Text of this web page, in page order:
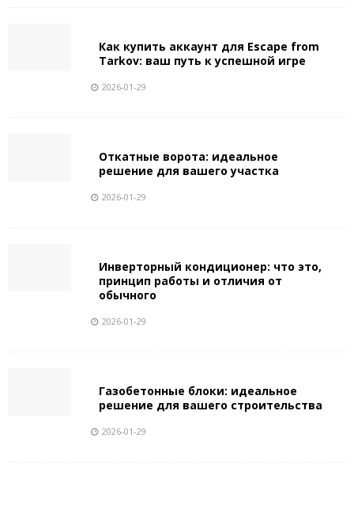
Как купить аккаунт для Escape from
Tarkov: ваш путь к успешной игре
2026-01-29
Откатные ворота: идеальное
решение для вашего участка
2026-01-29
Инверторный кондиционер: что это,
принцип работы и отличия от
обычного
2026-01-29
Газобетонные блоки: идеальное
решение для вашего строительства
2026-01-29